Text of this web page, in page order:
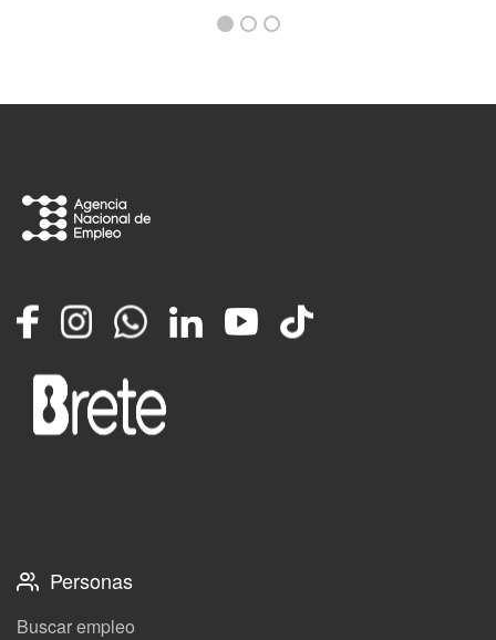
FacebookInstagramWhatsappLinkedInYouTube
TikTok
Personas
Buscar empleo